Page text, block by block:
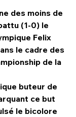
des moins de
(1-0) le
Felix
le cadre des
de la
buteur de
ce but
le bicolore